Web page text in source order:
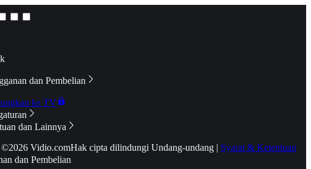
dan Pembelian
ke TV
dan Lainnya
Vidio.comHak cipta dilindungi Undang-undang | Syarat & Ketentuan
dan Pembelian